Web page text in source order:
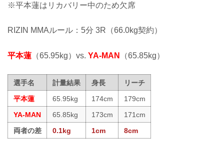
※平本蓮はリカバリー中のため欠席
RIZIN MMAルール：5分 3R（66.0kg契約）
平本蓮 （65.95kg）vs. YA-MAN （65.85kg）
選手名 計量結果 身長
リーチ
平本蓮
65.95kg 174cm
179cm
YA-MAN
65.85kg 173cm
171cm
両者の差
0.1kg 1cm 8cm